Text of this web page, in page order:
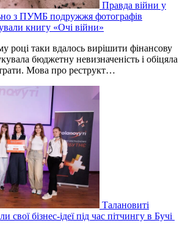
Правда війни у
з ПУМБ подружжя фотографів
книгу «Очі війни»
році таки вдалось вирішити фінансову
бюджетну невизначеність і обіцяла
Мова про реструкт…
Талановиті
свої бізнес-ідеї під час пітчингу в Бучі